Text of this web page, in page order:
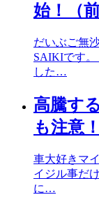
始！（前
だいぶご無
SAIKIです
した…
高騰す
も注意
車大好きマ
イジル事だ
に…